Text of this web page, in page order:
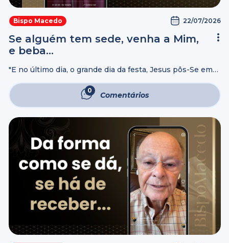
Bispo Macedo 22/07/2026
Se alguém tem sede, venha a Mim,
e beba…
"E no último dia, o grande dia da festa, Jesus pôs-Se em
e beba. Quem crê em Mim, como ...
0 Comentários